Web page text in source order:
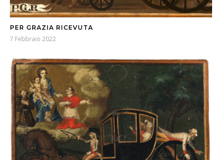
PER GRAZIA RICEVUTA
7 Febbraio 2022